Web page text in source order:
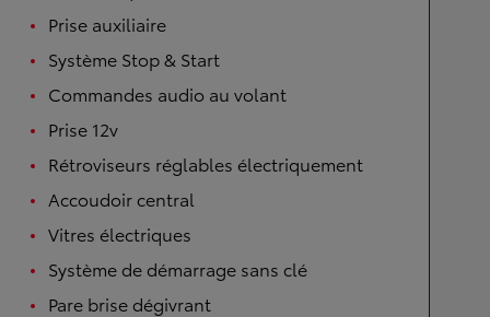
Prise auxiliaire
Système Stop & Start
Commandes audio au volant
Prise 12v
Rétroviseurs réglables électriquement
Accoudoir central
Vitres électriques
Système de démarrage sans clé
Pare brise dégivrant